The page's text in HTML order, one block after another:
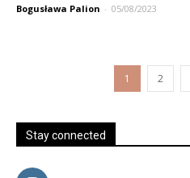
Bogusława Palion - 05/08/2023
1 2
Stay connected